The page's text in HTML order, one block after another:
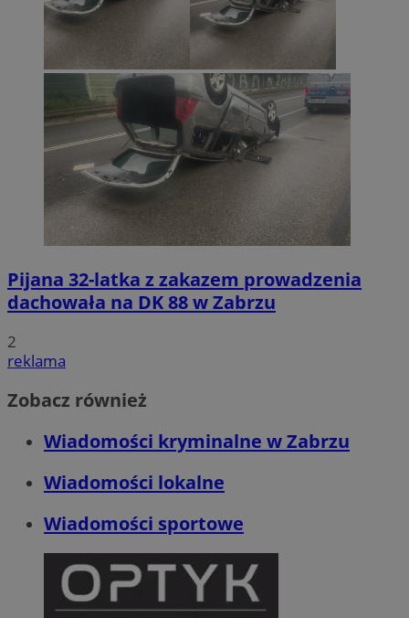
Pijana 32-latka z zakazem prowadzenia
dachowała na DK 88 w Zabrzu
2
reklama
Zobacz również
Wiadomości kryminalne w Zabrzu
Wiadomości lokalne
Wiadomości sportowe